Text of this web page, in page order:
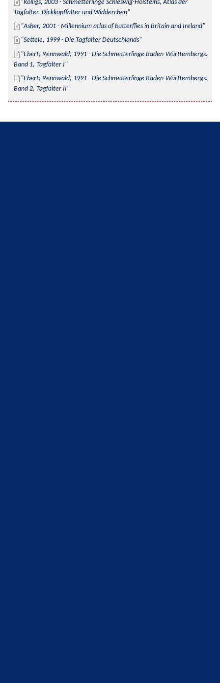
Kolligs, 2003 - Schmetterlinge Schleswig-Holsteins, Atlas der
Tagfalter, Dickkopffalter und Widderchen
Asher, 2001 - Millennium atlas of butterflies in Britain and Ireland
Settele, 1999 - Die Tagfalter Deutschlands
Ebert; Rennwald, 1991 - Die Schmetterlinge Baden-Württembergs.
Band 1, Tagfalter I
Ebert; Rennwald, 1991 - Die Schmetterlinge Baden-Württembergs.
Band 2, Tagfalter II